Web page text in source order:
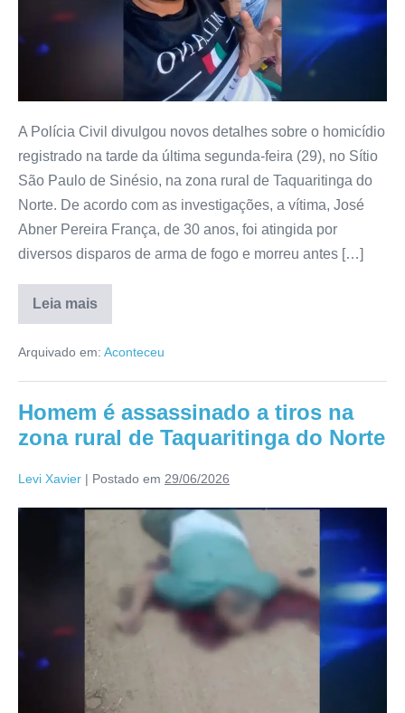
A Polícia Civil divulgou novos detalhes sobre o homicídio
registrado na tarde da última segunda-feira (29), no Sítio
São Paulo de Sinésio, na zona rural de Taquaritinga do
Norte. De acordo com as investigações, a vítima, José
Abner Pereira França, de 30 anos, foi atingida por
diversos disparos de arma de fogo e morreu antes […]
Leia mais
Arquivado em: Aconteceu
Homem é assassinado a tiros na
zona rural de Taquaritinga do Norte
Levi Xavier | Postado em 29/06/2026